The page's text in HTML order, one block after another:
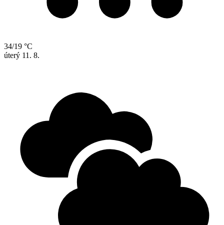
34/19 °C
úterý 11. 8.